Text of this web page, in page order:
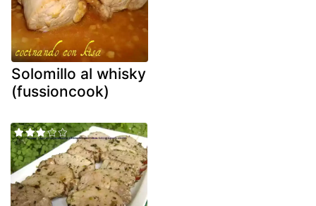
Solomillo al whisky
(fussioncook)